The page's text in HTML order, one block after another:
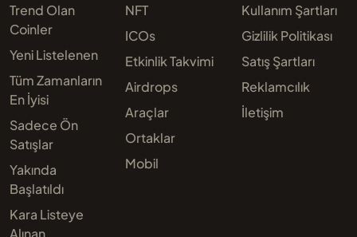
Trend Olan
Coinler
Yeni Listelenen
Tüm Zamanların
En İyisi
Sadece Ön
Satışlar
Yakında
Başlatıldı
Kara Listeye
Alınan
NFT
ICOs
Etkinlik Takvimi
Airdrops
Araçlar
Ortaklar
Mobil
Kullanım Şartları
Gizlilik Politikası
Satış Şartları
Reklamcılık
İletişim